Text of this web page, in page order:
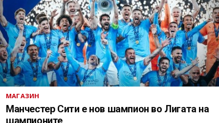
МАГАЗИН
Манчестер Сити е нов шампион во Лигата на
шампионите